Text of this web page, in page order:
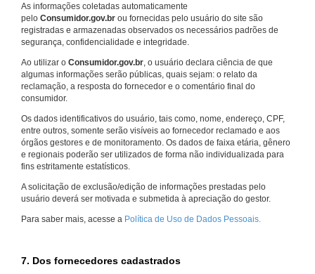
As informações coletadas automaticamente
pelo Consumidor.gov.br ou fornecidas pelo usuário do site são
registradas e armazenadas observados os necessários padrões de
segurança, confidencialidade e integridade.
Ao utilizar o Consumidor.gov.br , o usuário declara ciência de que
algumas informações serão públicas, quais sejam: o relato da
reclamação, a resposta do fornecedor e o comentário final do
consumidor.
Os dados identificativos do usuário, tais como, nome, endereço, CPF,
entre outros, somente serão visíveis ao fornecedor reclamado e aos
órgãos gestores e de monitoramento. Os dados de faixa etária, gênero
e regionais poderão ser utilizados de forma não individualizada para
fins estritamente estatísticos.
A solicitação de exclusão/edição de informações prestadas pelo
usuário deverá ser motivada e submetida à apreciação do gestor.
Para saber mais, acesse a Política de Uso de Dados Pessoais.
7. Dos fornecedores cadastrados